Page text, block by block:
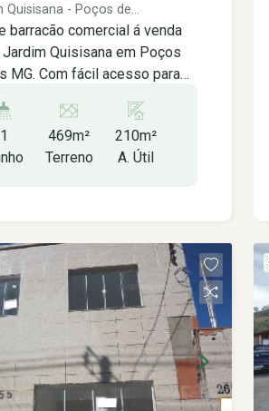
Quisisana - Poços de
MG
barracão comercial á venda
Quisisana em Poços
MG. Com fácil acesso para
interno
pé-direito, estrutura
e robusta, piso de concreto
entrada para veículos
portão lateral independente.
social -01 escritório -01
Área de serviço
1
469m²
Terreno
210m²
A. Útil